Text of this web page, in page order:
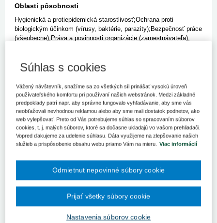
Oblasti pôsobnosti
Hygienická a protiepidemická starostlivosť;Ochrana proti
biologickým účinkom (vírusy, baktérie, parazity);Bezpečnosť práce
(všeobecne);Práva a povinnosti organizácie (zamestnávateľa);
Vzťahy predpisu sa zobrazujú len prihlásených
užívateľom.
Odomknite si prístup k odbornému obsahu na
Prístup k obsahu portálu majú len registrovaní
používatelia portálu. Pokiaľ ste už zaregistrovaný,
stačí sa prihlásiť.
Ak ešte nemáte prístup k obsahu portálu, využite
zaregistrovať).
Súhlas s cookies
Vážený návštevník, snažíme sa zo všetkých síl prinášať vysokú úroveň
používateľského komfortu pri používaní našich webstránok. Medzi základné
predpoklady patrí napr. aby správne fungovalo vyhľadávanie, aby sme vás
neobťažovali nevhodnou reklamou alebo aby sme mali dostatok podnetov, ako
web vylepšovať. Preto od Vás potrebujeme súhlas so spracovaním súborov
cookies, t. j. malých súborov, ktoré sa dočasne ukladajú vo vašom prehliadači.
Vopred ďakujeme za udelenie súhlasu. Dáta využijeme na zlepšovanie našich
služieb a prispôsobenie obsahu webu priamo Vám na mieru.
Viac informácií
Nastavenia súborov cookie
Odmietnut nepovinné súbory cookie
Prijať všetky súbory cookie